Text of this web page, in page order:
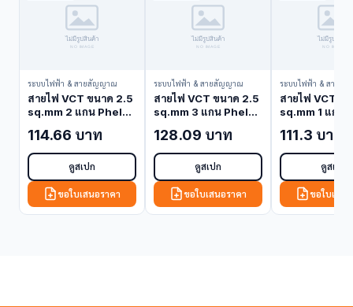
ระบบไฟฟ้า & สายสัญญาณ
สายไฟ VCT ขนาด 2.5
sq.mm 2 แกน Phelps
(VCT Cable)
114.66 บาท
ดูสเปก
ขอใบเสนอราคา
ระบบไฟฟ้า & สายสัญญาณ
สายไฟ VCT ขนาด 2.5
sq.mm 3 แกน Phelps
(VCT Cable)
128.09 บาท
ดูสเปก
ขอใบเสนอราคา
ระบบไฟฟ้า & สายสั
สายไฟ VCT ข
sq.mm 1 แกน
(VCT Cable)
111.3 บาท
ดูสเปก
ขอใบเสน